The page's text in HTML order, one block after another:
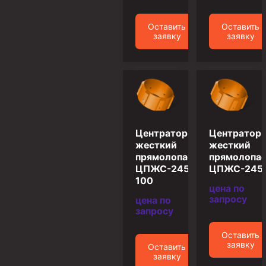
Скребки корончатые СК и тросовые СТ
Оставить
заявку
Оставить
заявку
Центратор
жесткий
прямолопастной
ЦПЖС-245/295,3-
100
цена по
запросу
Оставить
заявку
Центратор
жесткий
ЦПЖС-
цена по
запросу
Оставить
заявку